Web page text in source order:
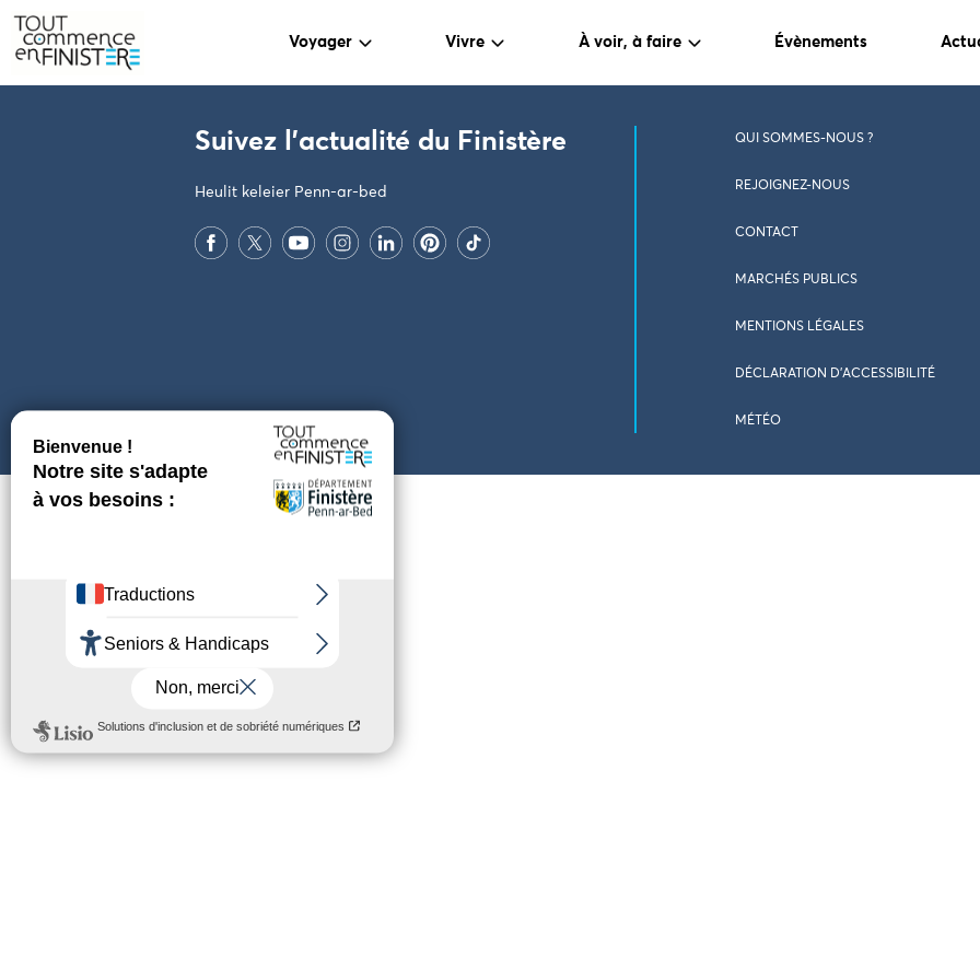
Voyager Vivre À voir, à faire Évènements
PARAMÈTRES DES COOKIES
Suivez l'actualité du Finistère
Heulit keleier Penn-ar-bed
QUI SOMMES-NOUS ?
REJOIGNEZ-NOUS
CONTACT
MARCHÉS PUBLICS
MENTIONS LÉGALES
DÉCLARATION D’ACCESSIBILITÉ
MÉTÉO